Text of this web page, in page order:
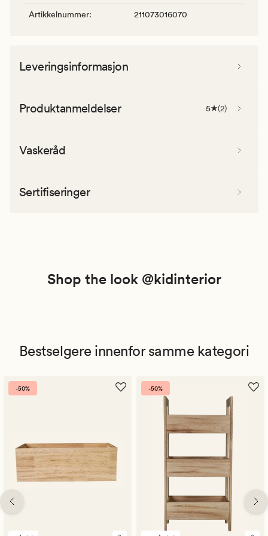
Artikkelnummer: 211073016070
Leveringsinformasjon
Produktanmeldelser 5 (2)
Vaskeråd
Sertifiseringer
Shop the look @kidinterior
Bestselgere innenfor samme kategori
-50% -50%